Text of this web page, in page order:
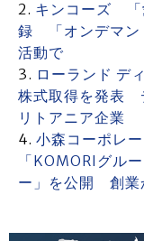
キンコーズ 「
録 「オンデマン
活動で
ローランド
株式取得を発表
リトアニア企業
小森コーポレ
「KOMORIグル
ー」を公開 創業